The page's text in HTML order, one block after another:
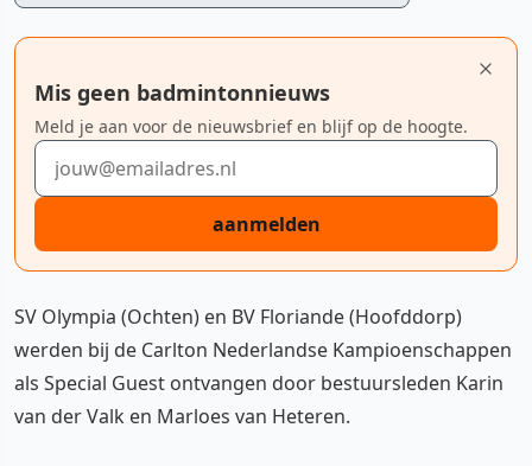
Mis geen badmintonnieuws
Meld je aan voor de nieuwsbrief en blijf op de hoogte.
E-mailadres
aanmelden
SV Olympia (Ochten) en BV Floriande (Hoofddorp)
werden bij de Carlton Nederlandse Kampioenschappen
als Special Guest ontvangen door bestuursleden Karin
van der Valk en Marloes van Heteren.